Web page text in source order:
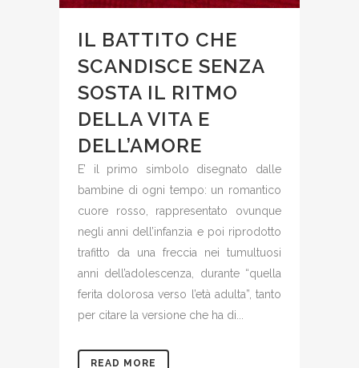
IL BATTITO CHE
SCANDISCE SENZA
SOSTA IL RITMO
DELLA VITA E
DELL’AMORE
E’ il primo simbolo disegnato dalle
bambine di ogni tempo: un romantico
cuore rosso, rappresentato ovunque
negli anni dell’infanzia e poi riprodotto
trafitto da una freccia nei tumultuosi
anni dell’adolescenza, durante “quella
ferita dolorosa verso l’età adulta”, tanto
per citare la versione che ha di...
READ MORE